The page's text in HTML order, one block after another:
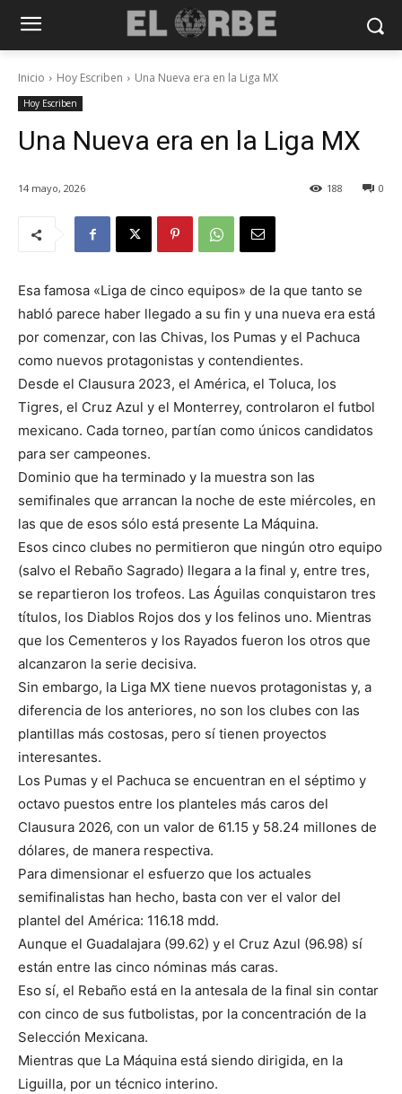
Inicio Hoy Escriben Una Nueva era en la Liga MX
Hoy Escriben
Una Nueva era en la Liga MX
14 mayo, 2026 0
188
Esa famosa «Liga de cinco equipos» de la que tanto se
habló parece haber llegado a su fin y una nueva era está
por comenzar, con las Chivas, los Pumas y el Pachuca
como nuevos protagonistas y contendientes.
Desde el Clausura 2023, el América, el Toluca, los
Tigres, el Cruz Azul y el Monterrey, controlaron el futbol
mexicano. Cada torneo, partían como únicos candidatos
para ser campeones.
Dominio que ha terminado y la muestra son las
semifinales que arrancan la noche de este miércoles, en
las que de esos sólo está presente La Máquina.
Esos cinco clubes no permitieron que ningún otro equipo
(salvo el Rebaño Sagrado) llegara a la final y, entre tres,
se repartieron los trofeos. Las Águilas conquistaron tres
títulos, los Diablos Rojos dos y los felinos uno. Mientras
que los Cementeros y los Rayados fueron los otros que
alcanzaron la serie decisiva.
Sin embargo, la Liga MX tiene nuevos protagonistas y, a
diferencia de los anteriores, no son los clubes con las
plantillas más costosas, pero sí tienen proyectos
interesantes.
Los Pumas y el Pachuca se encuentran en el séptimo y
octavo puestos entre los planteles más caros del
Clausura 2026, con un valor de 61.15 y 58.24 millones de
dólares, de manera respectiva.
Para dimensionar el esfuerzo que los actuales
semifinalistas han hecho, basta con ver el valor del
plantel del América: 116.18 mdd.
Aunque el Guadalajara (99.62) y el Cruz Azul (96.98) sí
están entre las cinco nóminas más caras.
Eso sí, el Rebaño está en la antesala de la final sin contar
con cinco de sus futbolistas, por la concentración de la
Selección Mexicana.
Mientras que La Máquina está siendo dirigida, en la
Liguilla, por un técnico interino.